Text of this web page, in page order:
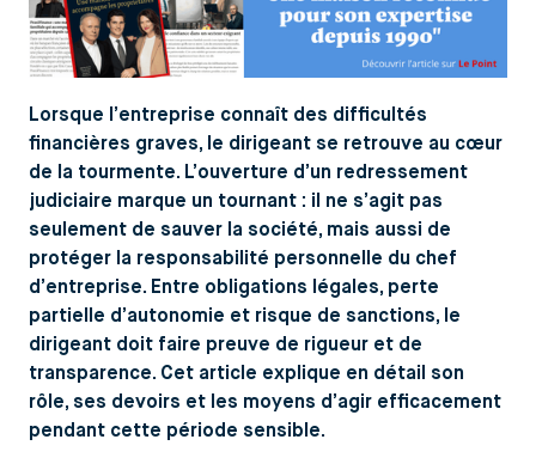
Lorsque l’entreprise connaît des difficultés
financières graves, le dirigeant se retrouve au cœur
de la tourmente. L’ouverture d’un redressement
judiciaire marque un tournant : il ne s’agit pas
seulement de sauver la société, mais aussi de
protéger la responsabilité personnelle du chef
d’entreprise. Entre obligations légales, perte
partielle d’autonomie et risque de sanctions, le
dirigeant doit faire preuve de rigueur et de
transparence. Cet article explique en détail son
rôle, ses devoirs et les moyens d’agir efficacement
pendant cette période sensible.